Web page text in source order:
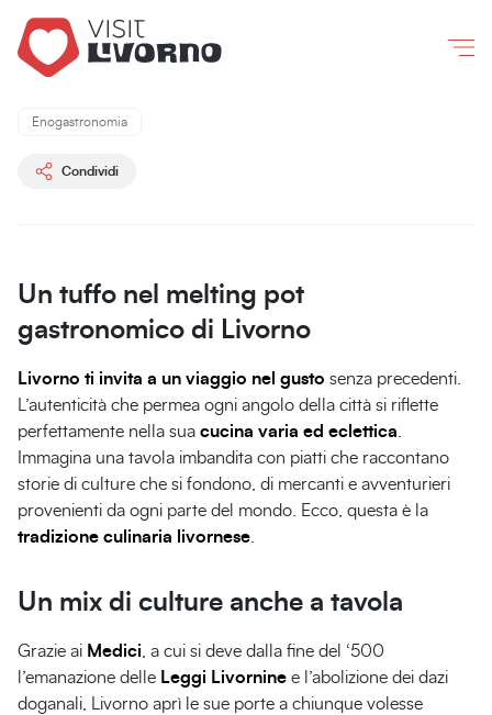
Livorno /
sapori
di
un
viaggio
Enogastronomia
Condividi
Un tuffo nel melting pot
gastronomico di Livorno
Livorno ti invita a un viaggio nel gusto senza precedenti.
L’autenticità che permea ogni angolo della città si riflette
perfettamente nella sua cucina varia ed eclettica.
Immagina una tavola imbandita con piatti che raccontano
storie di culture che si fondono, di mercanti e avventurieri
provenienti da ogni parte del mondo. Ecco, questa è la
tradizione culinaria livornese.
Un mix di culture anche a tavola
Grazie ai Medici, a cui si deve dalla fine del ‘500
l’emanazione delle Leggi Livornine e l’abolizione dei dazi
doganali, Livorno aprì le sue porte a chiunque volesse